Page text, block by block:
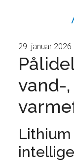
29. januar 2026
vand-